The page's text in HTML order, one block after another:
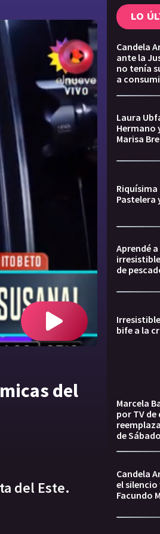
del
del Este.
LO
Candela
ante la
no tenía
a
Laura
Hermano
Marisa
Pastelera
Aprendé
de
bife a la
Marcela
por TV de
de Sábado
Candela
el silencio
Facundo